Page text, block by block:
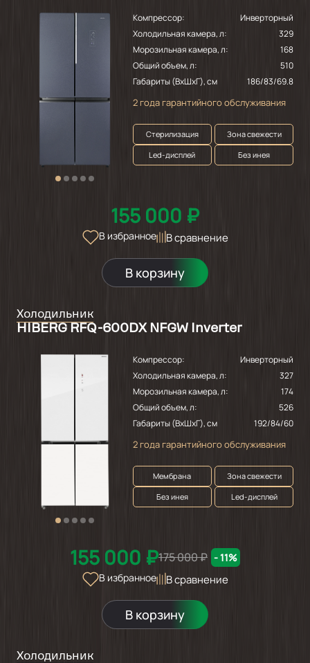
Компрессор:
Инверторный
Холодильная камера, л:
329
Морозильная камера, л:
168
Общий объем, л:
510
Габариты (ВхШхГ), см
186/83/69.8
2 года гарантийного обслуживания
Стерилизация
Зона свежести
Led-дисплей
Без инея
155 000 ₽
В избранное В сравнение
В корзину
Холодильник
HIBERG RFQ-600DX NFGW Inverter
Компрессор:
Инверторный
Холодильная камера, л:
327
Морозильная камера, л:
174
Общий объем, л:
526
Габариты (ВхШхГ), см
192/84/60
2 года гарантийного обслуживания
Мембрана
Зона свежести
Без инея
Led-дисплей
155 000 ₽175 000 ₽ - 11%
В избранное
В сравнение
В корзину
Холодильник